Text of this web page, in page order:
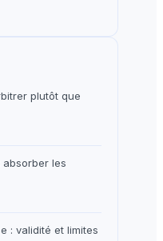
plutôt que
les
: validité et limites